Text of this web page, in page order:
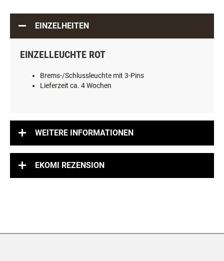
EINZELHEITEN
EINZELLEUCHTE ROT
Brems-/Schlussleuchte mit 3-Pins
Lieferzeit ca. 4 Wochen
WEITERE INFORMATIONEN
EKOMI REZENSION